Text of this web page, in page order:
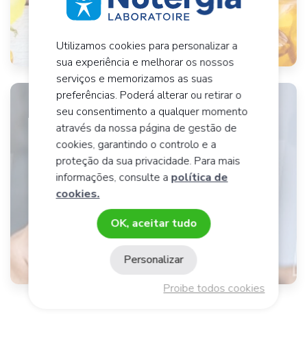
Qual é o produto
certo para si?
20 perguntas para produtos
e conselhos personalizados
Faça o teste
Utilizamos cookies para personalizar a
sua experiência e melhorar os nossos
serviços e memorizamos as suas
preferências. Poderá alterar ou retirar o
seu consentimento a qualquer momento
através da nossa página de gestão de
cookies, garantindo o controlo e a
proteção da sua privacidade. Para mais
informações, consulte a política de
cookies.
OK, aceitar tudo
Proibe todos cookies
Personalizar